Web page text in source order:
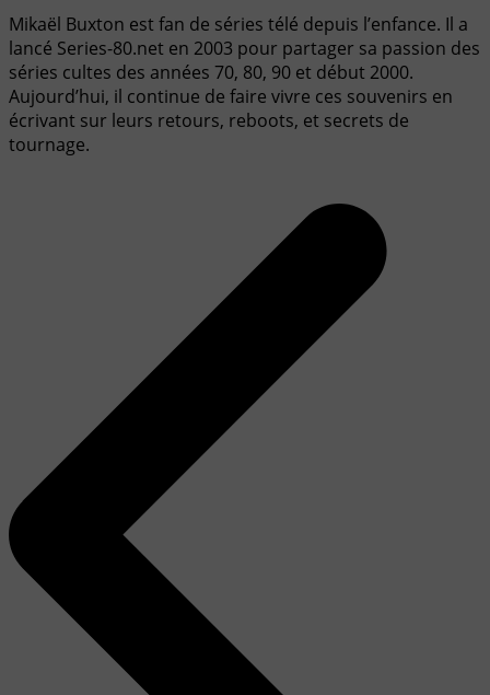
Mikaël Buxton est fan de séries télé depuis l’enfance. Il a
lancé Series-80.net en 2003 pour partager sa passion des
séries cultes des années 70, 80, 90 et début 2000.
Aujourd’hui, il continue de faire vivre ces souvenirs en
écrivant sur leurs retours, reboots, et secrets de
tournage.